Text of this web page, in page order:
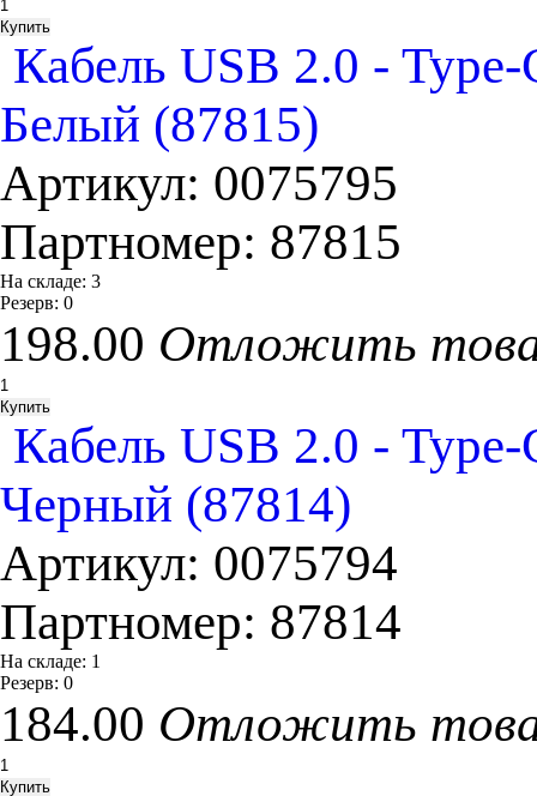
Кабель USB 2.0 -
Белый (87815)
Артикул: 0075795
Партномер: 87815
На складе: 3
Резерв: 0
198.00 Отложить
Кабель USB 2.0 -
Черный (87814)
Артикул: 0075794
Партномер: 87814
На складе: 1
Резерв: 0
184.00 Отложить